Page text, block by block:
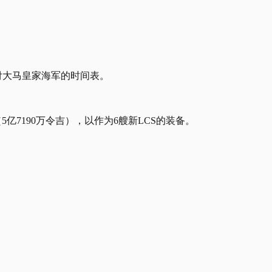
马皇家海军的时间表。
7190万令吉），以作为6艘新LCS的装备。